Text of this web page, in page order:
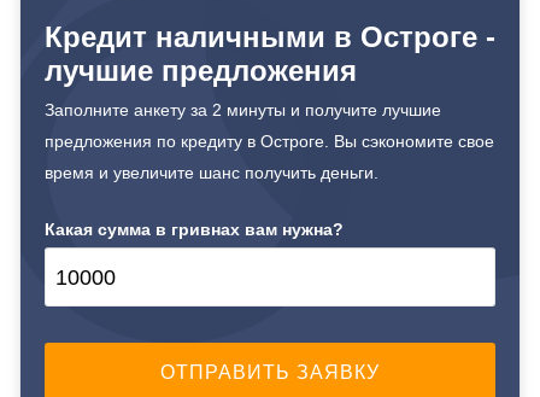
Кредит наличными в Остроге -
лучшие предложения
Заполните анкету за 2 минуты и получите лучшие
предложения по кредиту в Остроге. Вы сэкономите свое
время и увеличите шанс получить деньги.
Какая сумма в гривнах вам нужна?